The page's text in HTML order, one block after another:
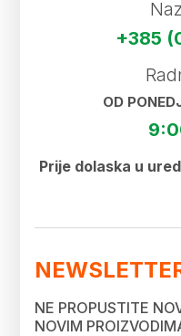
+385
OD
Prije dolaska u
NE PROPUSTITE
NOVIM